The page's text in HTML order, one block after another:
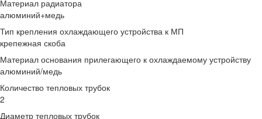
Материал радиатора
алюминий+медь
Тип крепления охлаждающего устройства к МП
крепежная скоба
Материал основания прилегающего к охлаждаемому устройству
алюминий/медь
Количество тепловых трубок
2
Диаметр тепловых трубок